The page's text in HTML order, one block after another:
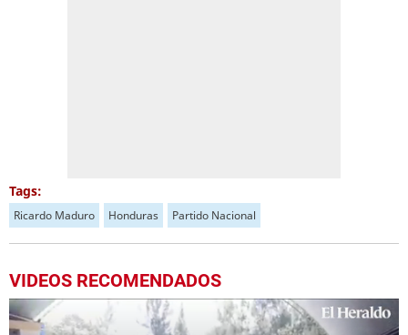
Tags:
Ricardo Maduro Honduras Partido Nacional
VIDEOS RECOMENDADOS